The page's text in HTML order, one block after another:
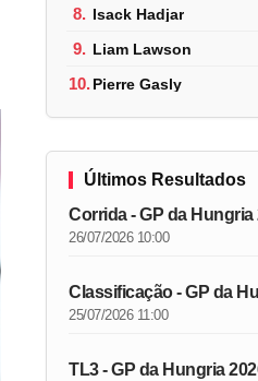
8. Isack Hadjar
9. Liam Lawson
10.Pierre Gasly
Últimos Resultados
Corrida - GP da Hungria
26/07/2026 10:00
Classificação - GP da
25/07/2026 11:00
TL3 - GP da Hungria